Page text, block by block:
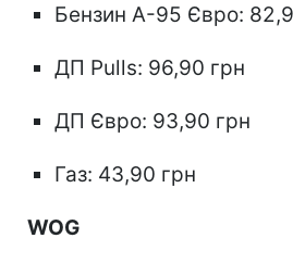
Бензин А-95 Євро:
ДП Pulls: 96,90 грн
ДП Євро: 93,90 грн
Газ: 43,90 грн
WOG